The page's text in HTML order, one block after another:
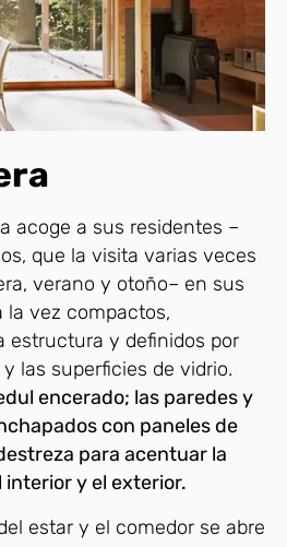
acoge a sus residentes –
que la visita varias veces
verano y otoño– en sus
la vez compactos,
estructura y definidos por
las superficies de vidrio.
encerado; las paredes y
con paneles de
para acentuar la
y el exterior.
estar y el comedor se abre